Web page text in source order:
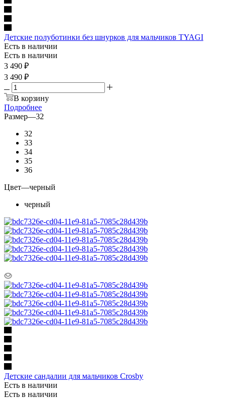
Детские полуботинки без шнурков для мальчиков TYAGI
Есть в наличии
Есть в наличии
3 490 ₽
3 490 ₽
В корзину
Подробнее
Размер—32
32
33
34
35
36
Цвет—черный
черный
Детские сандалии для мальчиков Crosby
Есть в наличии
Есть в наличии